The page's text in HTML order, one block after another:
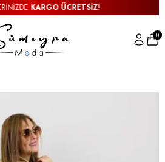
KARGO ÜCRETSİZ!
0